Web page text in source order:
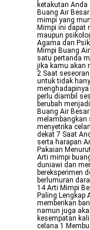
ketakutan
Buang Air
mimpi yang
Mimpi ini dapat
maupun
Agama dan
Mimpi Buang
satu pertanda
jika kamu akan
2 Saat
untuk tidak
perlu diambil
berubah
Buang Air
melambangkan
menyetrika
dekat 7 Saat
serta harapan
Pakaian
Arti mimpi
duniawi dan
bereksperimen
berlumuran
14 Arti Mimpi
Paling Lengkap
memberikan
namun juga
kesempatan
celana 1